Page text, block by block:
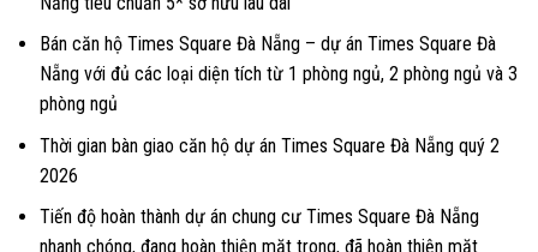
Bán căn hộ Times Square Đà Nẵng – dự án Times Square Đà
Nẵng với đủ các loại diện tích từ 1 phòng ngủ, 2 phòng ngủ và 3
phòng ngủ
Thời gian bàn giao căn hộ dự án Times Square Đà Nẵng quý 2
2026
Tiến độ hoàn thành dự án chung cư Times Square Đà Nẵng
nhanh chóng, đang hoàn thiện mặt trong, đã hoàn thiện mặt